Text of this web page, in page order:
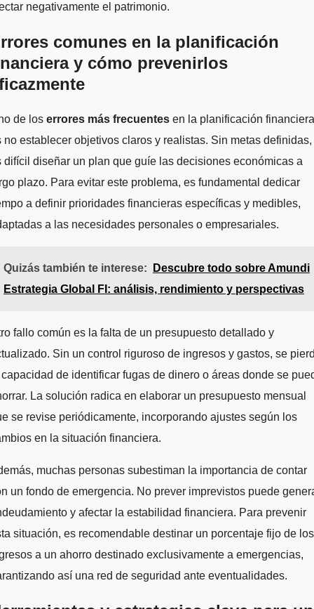
negativamente el patrimonio.
comunes en la planificación
y cómo prevenirlos
de los errores más frecuentes en la planificación financiera
no establecer objetivos claros y realistas. Sin metas definidas,
difícil diseñar un plan que guíe las decisiones económicas a
plazo. Para evitar este problema, es fundamental dedicar
a definir prioridades financieras específicas y medibles,
a las necesidades personales o empresariales.
Quizás también te interese:
Descubre todo sobre Amundi
Estrategia Global FI: análisis, rendimiento y perspectivas
fallo común es la falta de un presupuesto detallado y
Sin un control riguroso de ingresos y gastos, se
de identificar fugas de dinero o áreas donde se
La solución radica en elaborar un presupuesto mensual
se revise periódicamente, incorporando ajustes según los
en la situación financiera.
muchas personas subestiman la importancia de contar
un fondo de emergencia. No prever imprevistos puede
y afectar la estabilidad financiera. Para prevenir
situación, es recomendable destinar un porcentaje fijo de los
a un ahorro destinado exclusivamente a emergencias,
así una red de seguridad ante eventualidades.